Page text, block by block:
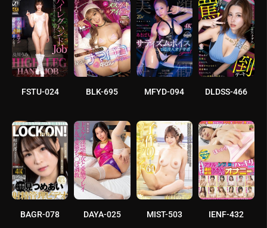
FSTU-024 BLK-695 MFYD-094 DLDSS-466
BAGR-078 DAYA-025 MIST-503 IENF-432